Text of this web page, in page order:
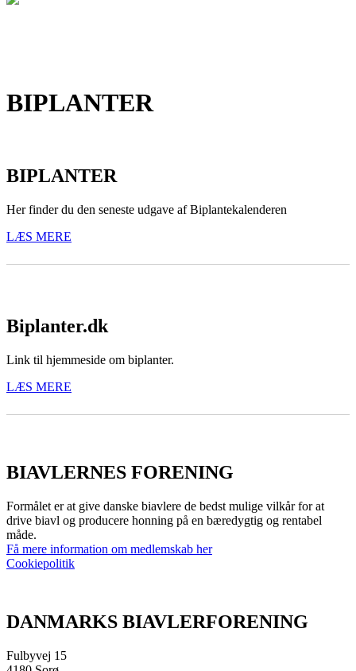
BIPLANTER
BIPLANTER
Her finder du den seneste udgave af Biplantekalenderen
LÆS MERE
Biplanter.dk
Link til hjemmeside om biplanter.
LÆS MERE
BIAVLERNES FORENING
Formålet er at give danske biavlere de bedst mulige vilkår for at
drive biavl og producere honning på en bæredygtig og rentabel
måde.
Få mere information om medlemskab her
Cookiepolitik
DANMARKS BIAVLERFORENING
Fulbyvej 15